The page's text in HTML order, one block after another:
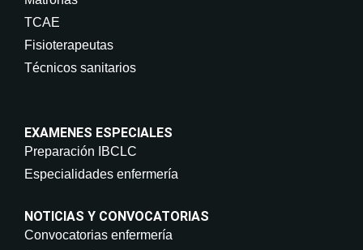
TCAE
Fisioterapeutas
Técnicos sanitarios
EXAMENES ESPECIALES
Preparación IBCLC
Especialidades enfermería
NOTICIAS Y CONVOCATORIAS
Convocatorias enfermería